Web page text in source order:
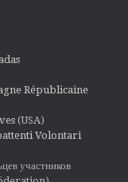
Républicaine
(USA)
Volontari
участников